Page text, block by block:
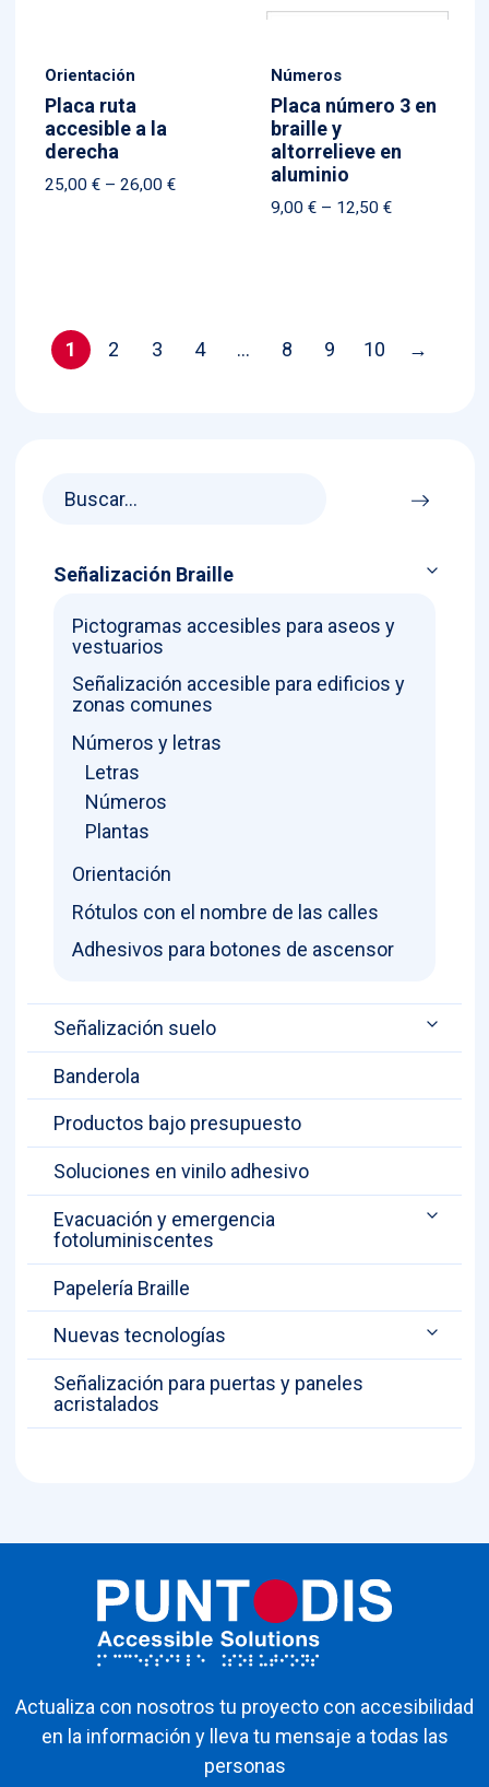
Señalización Braille
Pictogramas accesibles para aseos y
vestuarios
Señalización accesible para edificios y
zonas comunes
Números y letras
Letras
Números
Plantas
Orientación
Rótulos con el nombre de las calles
Adhesivos para botones de ascensor
Señalización suelo
Banderola
Productos bajo presupuesto
Soluciones en vinilo adhesivo
Evacuación y emergencia
fotoluminiscentes
Papelería Braille
Nuevas tecnologías
Señalización para puertas y paneles
acristalados
Orientación
Placa ruta
accesible a la
derecha
25,00€ – 26,00€Price
Números
Placa número 3 en
braille y
altorrelieve en
aluminio
9,00 € – 12,50 €Price
1 2 3 4 … 8 9 10 →
Actualiza con nosotros tu proyecto con accesibilidad
en la información y lleva tu mensaje a todas las
personas